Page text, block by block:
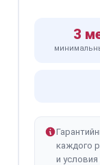
3
каждого
и